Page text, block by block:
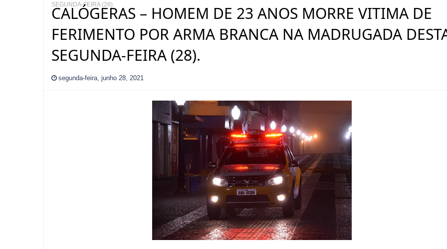
SEGUNDA-FEIRA (28).
CALÓGERAS – HOMEM DE 23 ANOS MORRE VITIMA DE
FERIMENTO POR ARMA BRANCA NA MADRUGADA
SEGUNDA-FEIRA (28).
segunda-feira, junho 28, 2021